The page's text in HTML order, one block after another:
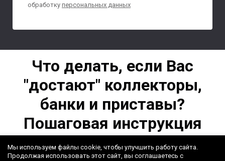
обработку персональных данных
Что делать, если Вас
"достают" коллекторы,
банки и приставы?
Пошаговая инструкция
Мы используем файлы cookie, чтобы улучшить работу сайта.
Продолжая использовать этот сайт, вы соглашаетесь с